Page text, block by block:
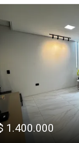
1.400.000